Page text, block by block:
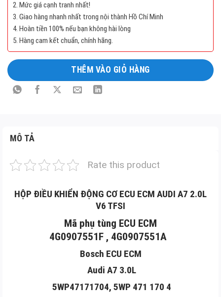
4G0907551F , 4G0 907 551 F
SIMOS 8.50
Mô
phẩm
2. Mức giá cạnh tranh nhất!
3. Giao hàng nhanh nhất trong nội thành Hồ Chí Minh
4. Hoàn tiền 100% nếu bạn không hài lòng
5. Hàng cam kết chuẩn, chính hãng.
THÊM VÀO GIỎ HÀNG
MÔ TẢ
Rate this product
HỘP ĐIỀU KHIỂN ĐỘNG CƠ ECU ECM AUDI A7 2.0L
V6 TFSI
Mã phụ tùng ECU ECM
4G0907551F , 4G0907551A
Bosch ECU ECM
Audi A7 3.0L
5WP47171704, 5WP 471 170 4